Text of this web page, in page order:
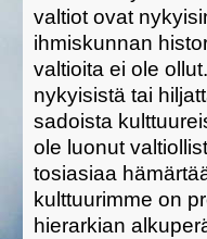
valtiot ovat
ihmiskunnan
valtioita ei ole
nykyisistä tai
sadoista
ole luonut
tosiasiaa
kulttuurimme on
hierarkian